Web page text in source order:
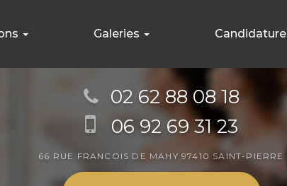
Galeries
Établissement
Formations
Candidature
02 62 88 08 18
06 92 69 31 23
66 RUE FRANCOIS DE MAHY97410 SAINT-PIERRE